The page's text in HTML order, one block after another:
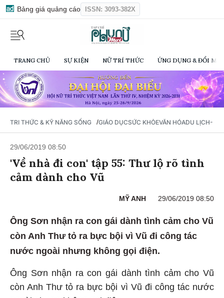
Bảng giá quảng cáo ISSN: 3093-382X
TRANG CHỦ SỰ KIỆN NỮ TRÍ THỨC ỨNG DỤNG & ĐỔI
TRI THỨC & KỸ NĂNG SỐNG /GIÁO DỤCSỨC KHỎEVĂN HÓADU LỊCH-
29/06/2019 08:50
'Về nhà đi con' tập 55: Thư lộ rõ tình
cảm dành cho Vũ
MỸ ANH 29/06/2019 08:50
Ông Sơn nhận ra con gái dành tình cảm cho Vũ
còn Anh Thư tỏ ra bực bội vì Vũ đi công tác
nước ngoài nhưng không gọi điện.
Ông Sơn nhận ra con gái dành tình cảm cho Vũ
còn Anh Thư tỏ ra bực bội vì Vũ đi công tác nước